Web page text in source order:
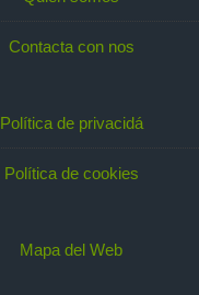
Contacta con nos
Política de privacidá
Política de cookies
Mapa del Web